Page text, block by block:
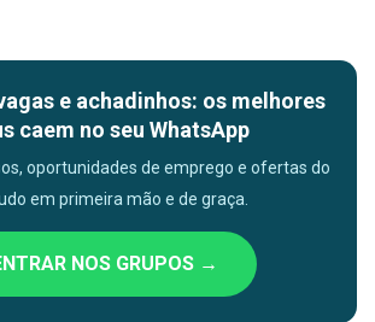
e achadinhos: os melhores
caem no seu WhatsApp
oportunidades de emprego e ofertas do
em primeira mão e de graça.
NOS GRUPOS →